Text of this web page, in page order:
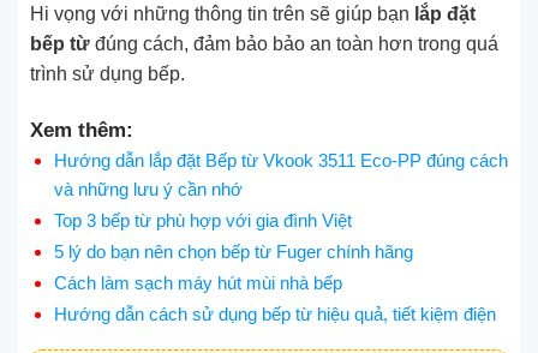
Hi vọng với những thông tin trên sẽ giúp bạn lắp đặt
bếp từ đúng cách, đảm bảo bảo an toàn hơn trong quá
trình sử dụng bếp.
Xem thêm:
Hướng dẫn lắp đặt Bếp từ Vkook 3511 Eco-PP đúng cách
và những lưu ý cần nhớ
Top 3 bếp từ phù hợp với gia đình Việt
5 lý do bạn nên chọn bếp từ Fuger chính hãng
Cách làm sạch máy hút mùi nhà bếp
Hướng dẫn cách sử dụng bếp từ hiệu quả, tiết kiệm điện